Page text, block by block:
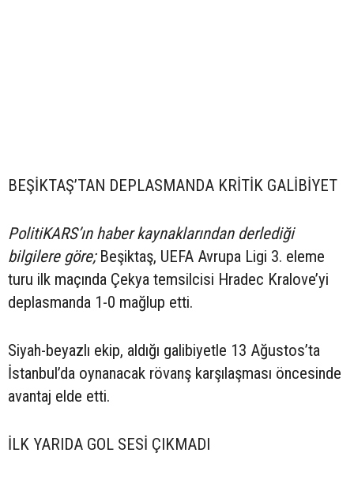
BEŞİKTAŞ’TAN DEPLASMANDA KRİTİK GALİBİYET
PolitiKARS’ın haber kaynaklarından derlediği
bilgilere göre;Beşiktaş, UEFA Avrupa Ligi 3. eleme
turu ilk maçında Çekya temsilcisi Hradec Kralove’yi
deplasmanda 1-0 mağlup etti.
Siyah-beyazlı ekip, aldığı galibiyetle 13 Ağustos’ta
İstanbul’da oynanacak rövanş karşılaşması öncesinde
avantaj elde etti.
İLK YARIDA GOL SESİ ÇIKMADI